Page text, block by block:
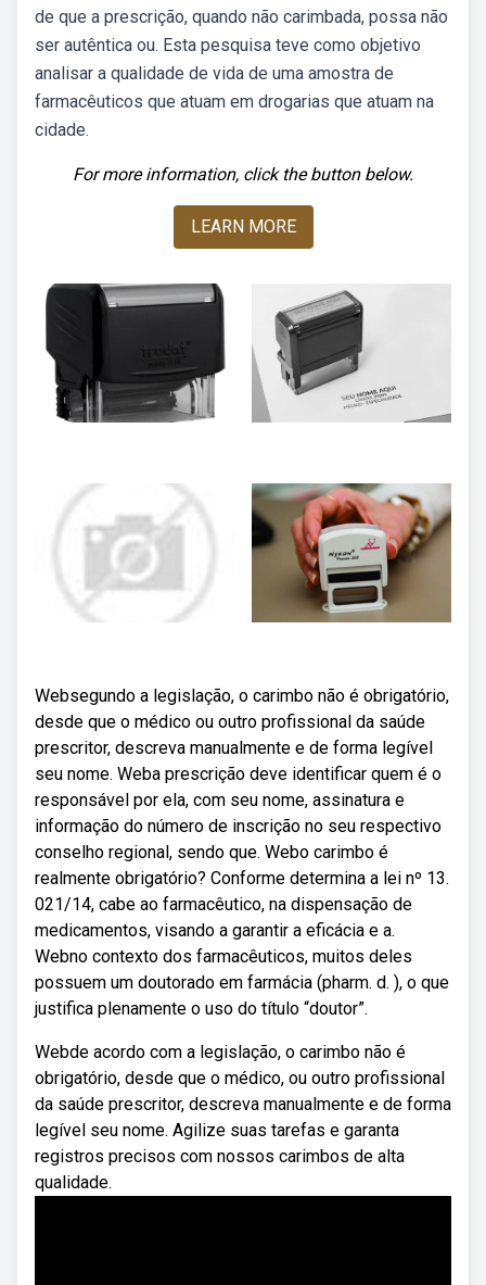
de que a prescrição, quando não carimbada, possa não
ser autêntica ou. Esta pesquisa teve como objetivo
analisar a qualidade de vida de uma amostra de
farmacêuticos que atuam em drogarias que atuam na
cidade.
For more information, click the button below.
LEARN MORE
Websegundo a legislação, o carimbo não é obrigatório,
desde que o médico ou outro profissional da saúde
prescritor, descreva manualmente e de forma legível
seu nome. Weba prescrição deve identificar quem é o
responsável por ela, com seu nome, assinatura e
informação do número de inscrição no seu respectivo
conselho regional, sendo que. Webo carimbo é
realmente obrigatório? Conforme determina a lei nº 13.
021/14, cabe ao farmacêutico, na dispensação de
medicamentos, visando a garantir a eficácia e a.
Webno contexto dos farmacêuticos, muitos deles
possuem um doutorado em farmácia (pharm. d. ), o que
justifica plenamente o uso do título “doutor”.
Webde acordo com a legislação, o carimbo não é
obrigatório, desde que o médico, ou outro profissional
da saúde prescritor, descreva manualmente e de forma
legível seu nome. Agilize suas tarefas e garanta
registros precisos com nossos carimbos de alta
qualidade.